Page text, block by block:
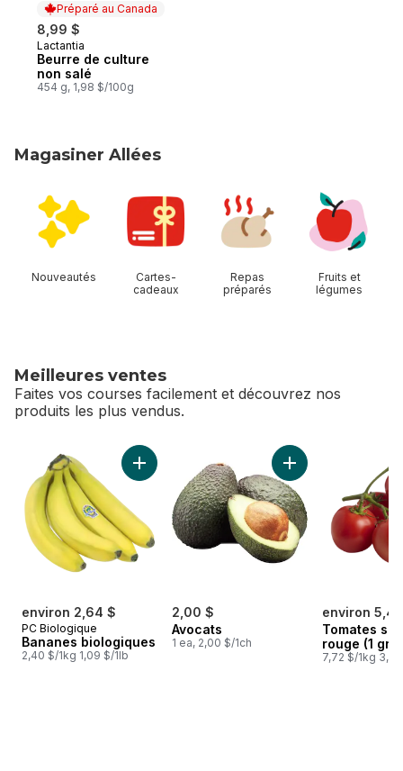
Préparé au Canada
8,99 $
Préparé au Canada
Lactantia
Beurre de culture
non salé
454 g, 1,98 $/100g
Magasiner Allées
Nouveautés
Cartes-
cadeaux
Repas
préparés
Fruits et
légumes
Meilleures ventes
Faites vos courses facilement et découvrez nos
produits les plus vendus.
sauter Meilleures ventes
environ 2,64 $
PC Biologique
Bananes biologiques
2,40 $/1kg 1,09 $/1lb
Ajouter Bananes biologiques au panier
2,00 $
Avocats
1 ea, 2,00 $/1ch
Ajouter Avocats au
environ
Tomates
rouge (1
7,72 $/1kg